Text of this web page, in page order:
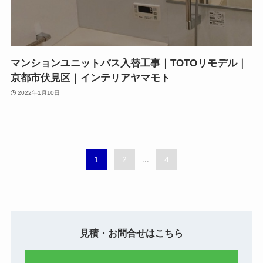
マンションユニットバス入替工事｜TOTOリモデル｜
京都市伏見区｜インテリアヤマモト
2022年1月10日
1 2 4
見積・お問合せはこちら